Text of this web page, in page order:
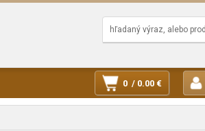
0 / 0.00 €